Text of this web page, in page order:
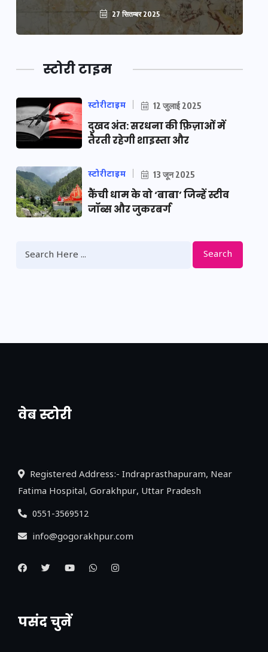
27 सितम्बर 2025
स्टोरी टाइम
स्टोरीटाइम 12 जुलाई 2025
दुखद अंत: सरधना की फ़िज़ाओं में
तैरती रहेगी शाइस्ता और
स्टोरीटाइम 13 जून 2025
कैंची धाम के वो ‘बाबा’ जिन्हें स्टीव
जॉब्स और जुकरबर्ग
Search
वेब स्टोरी
नया एक्सप्रेसवे: पूर्वांचल का लक, डेवलपमेंट का
Registered Address:- Indraprasthapuram, Near
Fatima Hospital, Gorakhpur, Uttar Pradesh
0551-3569512
info@gogorakhpur.com
पसंद चुनें